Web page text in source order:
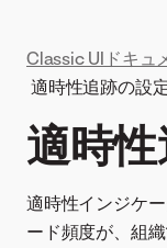
Classic UIドキュ
適時性追跡の設
適時
適時性インジケ
ード頻度が、組